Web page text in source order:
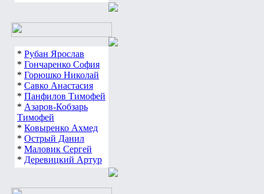
* Рубан Ярослав
* Гончаренко София
* Горюшко Николай
* Савко Анастасия
* Панфилов Тимофей
* Азаров-Кобзарь
Тимофей
* Ковыренко Ахмед
* Острый Данил
* Маловик Сергей
* Деревицкий Артур